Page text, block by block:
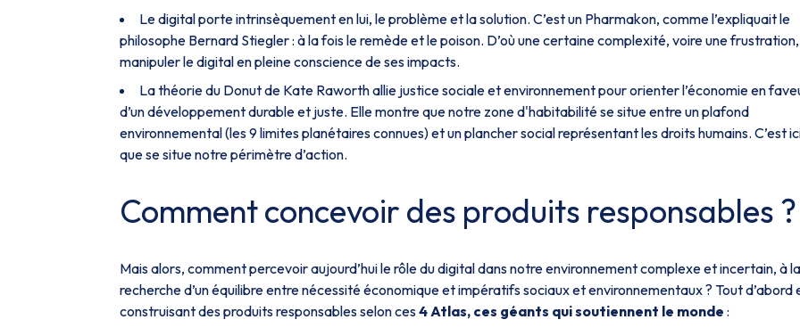
Le digital porte intrinsèquement en lui, le problème et la solution. C’est un Pharmakon, comme l’expliquait le
philosophe Bernard Stiegler : à la fois le remède et le poison. D’où une certaine complexité, voire une
manipuler le digital en pleine conscience de ses impacts.
La théorie du Donut de Kate Raworth allie justice sociale et environnement pour orienter l’économie en
d’un développement durable et juste. Elle montre que notre zone d'habitabilité se situe entre un plafond
environnemental (les 9 limites planétaires connues) et un plancher social représentant les droits humains. C’est
que se situe notre périmètre d’action.
Comment concevoir des produits responsables ?
Mais alors, comment percevoir aujourd’hui le rôle du digital dans notre environnement complexe et incertain, à la
recherche d’un équilibre entre nécessité économique et impératifs sociaux et environnementaux ? Tout d’abord
construisantdes produits responsables selon ces4 Atlas, ces géants qui soutiennent le monde :